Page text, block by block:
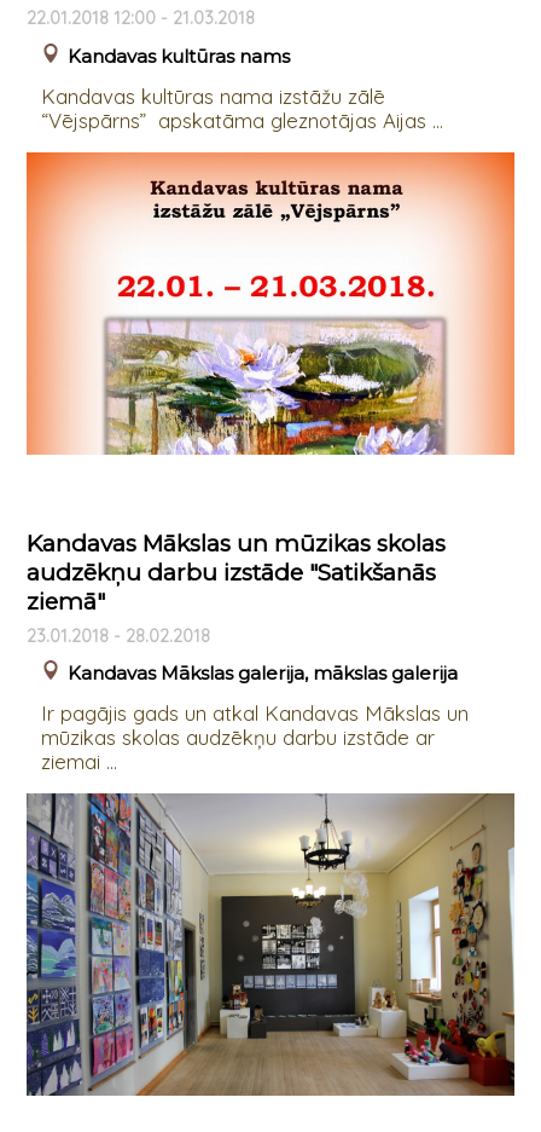
22.01.2018 12:00 - 21.03.2018
Kandavas kultūras nams
Kandavas kultūras nama izstāžu zālē
“Vējspārns” apskatāma gleznotājas Aijas ...
Kandavas Mākslas un mūzikas skolas
audzēkņu darbu izstāde "Satikšanās
ziemā"
23.01.2018 - 28.02.2018
Kandavas Mākslas galerija, mākslas galerija
Ir pagājis gads un atkal Kandavas Mākslas un
mūzikas skolas audzēkņu darbu izstāde ar
ziemai ...